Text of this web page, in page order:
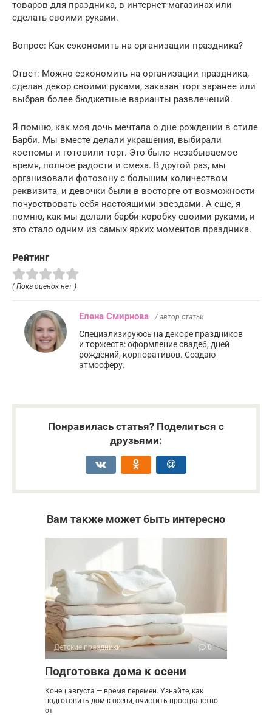
товаров для праздника, в интернет-магазинах или
сделать своими руками.
Вопрос: Как сэкономить на организации праздника?
Ответ: Можно сэкономить на организации праздника,
сделав декор своими руками, заказав торт заранее или
выбрав более бюджетные варианты развлечений.
Я помню, как моя дочь мечтала о дне рождении в стиле
Барби. Мы вместе делали украшения, выбирали
костюмы и готовили торт. Это было незабываемое
время, полное радости и смеха. В другой раз, мы
организовали фотозону с большим количеством
реквизита, и девочки были в восторге от возможности
почувствовать себя настоящими звездами. А еще, я
помню, как мы делали барби-коробку своими руками, и
это стало одним из самых ярких моментов праздника.
Рейтинг
( Пока оценок нет )
Елена Смирнова / автор статьи
Специализируюсь на декоре праздников
и торжеств: оформление свадеб, дней
рождений, корпоративов. Создаю
атмосферу.
Понравилась статья? Поделиться с
друзьями:
Вам также может быть интересно
Детские праздники 0
Подготовка дома к осени
Конец августа — время перемен. Узнайте, как
подготовить дом к осени, очистить пространство
от